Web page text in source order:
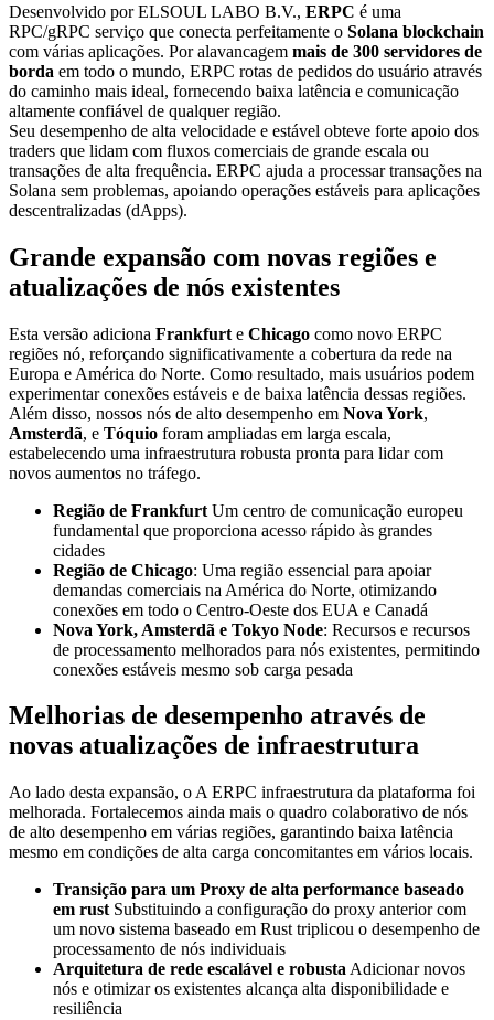
Desenvolvido por ELSOUL LABO B.V., ERPC é uma
RPC/gRPC serviço que conecta perfeitamente o Solana blockchain
com várias aplicações. Por alavancagem mais de 300 servidores de
borda em todo o mundo, ERPC rotas de pedidos do usuário através
do caminho mais ideal, fornecendo baixa latência e comunicação
altamente confiável de qualquer região.
Seu desempenho de alta velocidade e estável obteve forte apoio dos
traders que lidam com fluxos comerciais de grande escala ou
transações de alta frequência. ERPC ajuda a processar transações na
Solana sem problemas, apoiando operações estáveis para aplicações
descentralizadas (dApps).
Grande expansão com novas regiões e
atualizações de nós existentes
Esta versão adiciona Frankfurt e Chicago como novo ERPC
regiões nó, reforçando significativamente a cobertura da rede na
Europa e América do Norte. Como resultado, mais usuários podem
experimentar conexões estáveis e de baixa latência dessas regiões.
Além disso, nossos nós de alto desempenho em Nova York,
Amsterdã, e Tóquio foram ampliadas em larga escala,
estabelecendo uma infraestrutura robusta pronta para lidar com
novos aumentos no tráfego.
Região de Frankfurt Um centro de comunicação europeu
fundamental que proporciona acesso rápido às grandes
cidades
Região de Chicago: Uma região essencial para apoiar
demandas comerciais na América do Norte, otimizando
conexões em todo o Centro-Oeste dos EUA e Canadá
Nova York, Amsterdã e Tokyo Node: Recursos e recursos
de processamento melhorados para nós existentes, permitindo
conexões estáveis mesmo sob carga pesada
Melhorias de desempenho através de
novas atualizações de infraestrutura
Ao lado desta expansão, o A ERPC infraestrutura da plataforma foi
melhorada. Fortalecemos ainda mais o quadro colaborativo de nós
de alto desempenho em várias regiões, garantindo baixa latência
mesmo em condições de alta carga concomitantes em vários locais.
Transição para um Proxy de alta performance baseado
em rust Substituindo a configuração do proxy anterior com
um novo sistema baseado em Rust triplicou o desempenho de
processamento de nós individuais
Arquitetura de rede escalável e robusta Adicionar novos
nós e otimizar os existentes alcança alta disponibilidade e
resiliência